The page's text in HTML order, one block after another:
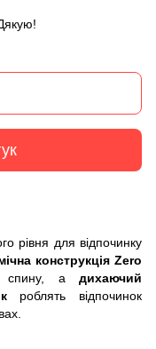
рівня для відпочинку
конструкція Zero
спину, а дихаючий
роблять відпочинок